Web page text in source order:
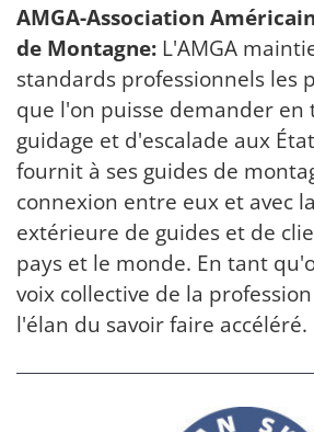
AMGA-Association
de Montagne: L'AMGA
standards professionnels les
que l'on puisse demander en
guidage et d'escalade aux
fournit à ses guides de
connexion entre eux et avec
extérieure de guides et de
pays et le monde. En tant
voix collective de la
l'élan du savoir faire accéléré.